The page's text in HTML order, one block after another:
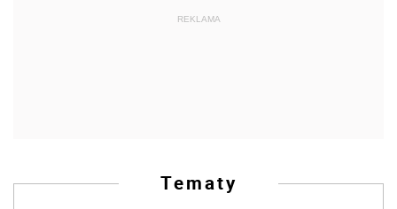
REKLAMA
Tematy